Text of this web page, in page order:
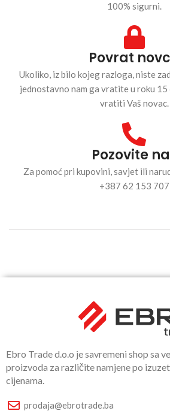
100% sigurni.
Povrat
Ukoliko, iz bilo kojeg razloga, niste
jednostavno nam ga vratite u roku 15
vratiti Vaš novac.
Pozovite
Za pomoć pri kupovini, savjet ili
+387 62 153 707
Ebro Trade d.o.o je savremeni shop sa
proizvoda za različite namjene po
cijenama.
prodaja@ebrotrade.ba